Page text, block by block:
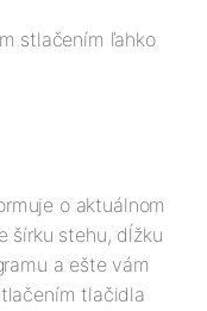
stlačením ľahko
o aktuálnom
šírku stehu, dĺžku
a ešte vám
tlačidla